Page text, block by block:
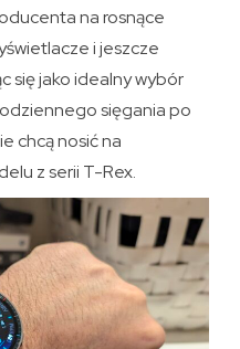
na rosnące
i jeszcze
się jako idealny wybór
sięgania po
chcą nosić na
z serii T-Rex.